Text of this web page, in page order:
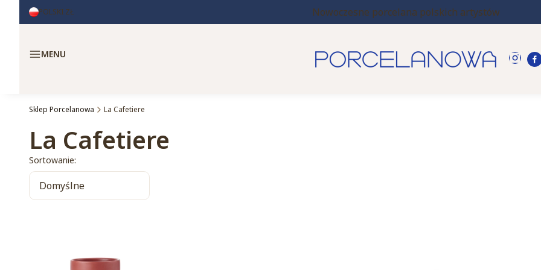
POLSKI ZŁ Nowoczesne porcelana polskich artystów
Menu
Sklep Porcelanowa La Cafetiere
La Cafetiere
Lista produktów
Sortowanie:
Domyślne